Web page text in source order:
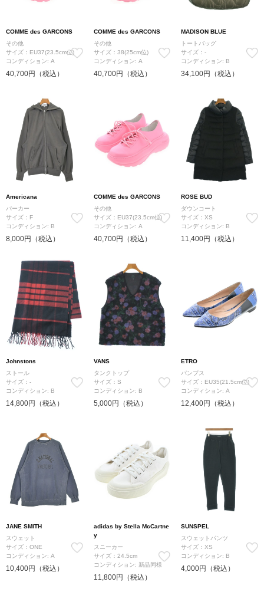
COMME des GARCONS
その他
サイズ：EU37(23.5cm位)
コンディション: A
40,700円（税込）
COMME des GARCONS
その他
サイズ：38(25cm位)
コンディション: A
40,700円（税込）
MADISON BLUE
トートバッグ
サイズ：-
コンディション: B
34,100円（税込）
Americana
パーカー
サイズ：F
コンディション: B
8,000円（税込）
COMME des GARCONS
その他
サイズ：EU37(23.5cm位)
コンディション: A
40,700円（税込）
ROSE BUD
ダウンコート
サイズ：XS
コンディション: B
11,400円（税込）
Johnstons
ストール
サイズ：-
コンディション: B
14,800円（税込）
VANS
タンクトップ
サイズ：S
コンディション: B
5,000円（税込）
ETRO
パンプス
サイズ：EU35(21.5cm位)
コンディション: A
12,400円（税込）
JANE SMITH
スウェット
サイズ：ONE
コンディション: A
10,400円（税込）
adidas by Stella McCartne
y
スニーカー
サイズ：24.5cm
コンディション: 新品同様
11,800円（税込）
SUNSPEL
スウェットパンツ
サイズ：XS
コンディション: B
4,000円（税込）